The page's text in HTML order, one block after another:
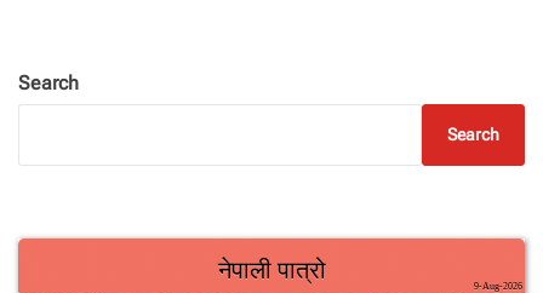
Search
Search